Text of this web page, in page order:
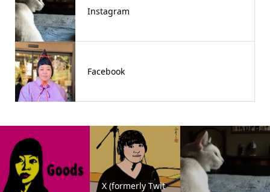
Instagram
Facebook
X (formerly Twit